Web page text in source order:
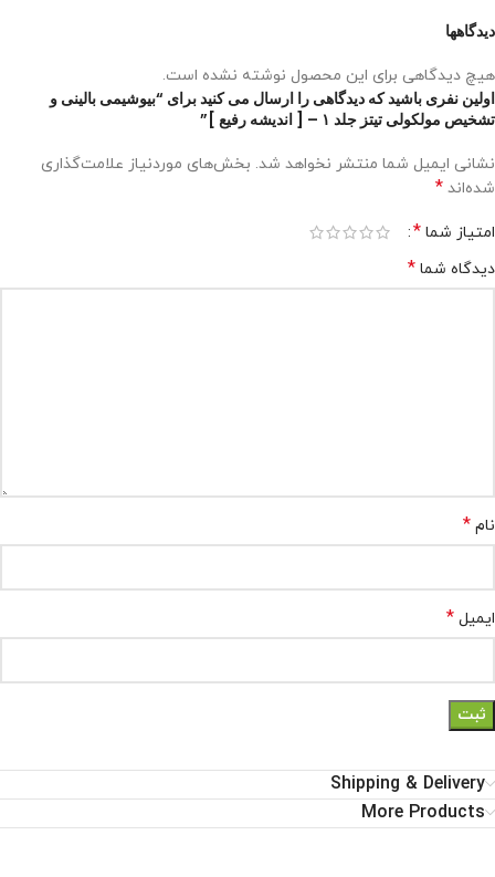
دیدگاهها
هیچ دیدگاهی برای این محصول نوشته نشده است.
اولین نفری باشید که دیدگاهی را ارسال می کنید برای “بیوشیمی بالینی و
تشخیص مولکولی تیتز جلد ۱ – [ اندیشه رفیع ]”
نشانی ایمیل شما منتشر نخواهد شد. بخش‌های موردنیاز علامت‌گذاری
شده‌اند *
امتیاز شما *
دیدگاه شما *
نام *
ایمیل *
Shipping & Delivery
More Products